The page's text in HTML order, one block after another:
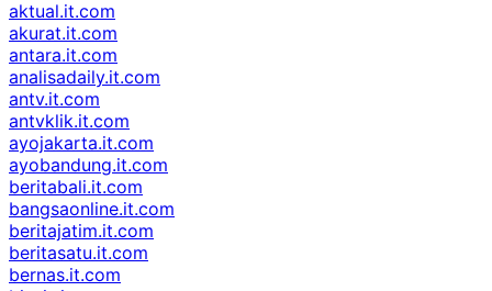
aktual.it.com
akurat.it.com
antara.it.com
analisadaily.it.com
antv.it.com
antvklik.it.com
ayojakarta.it.com
ayobandung.it.com
beritabali.it.com
bangsaonline.it.com
beritajatim.it.com
beritasatu.it.com
bernas.it.com